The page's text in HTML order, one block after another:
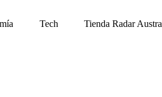
Tech Tienda Radar